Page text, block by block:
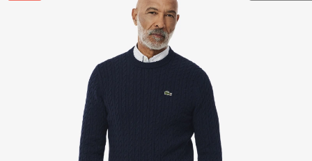
ЖЕНСКОЕ
МЫ LACOSTE